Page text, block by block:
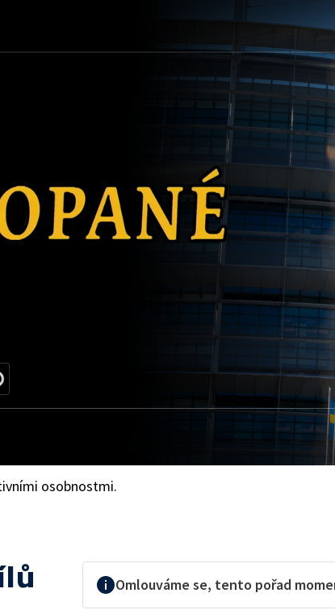
osobnostmi.
Omlouváme se, tento pořad